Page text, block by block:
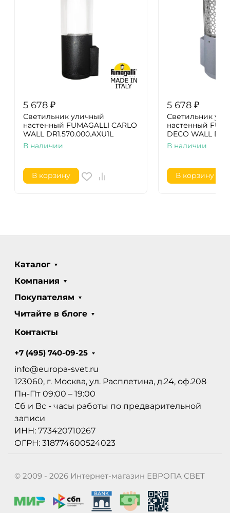
5 678 ₽
Светильник уличный
настенный FUMAGALLI CARLO
WALL DR1.570.000.AXU1L
В наличии
В корзину
5 678 ₽
Светильник
настенный
DECO WALL
В наличии
В корзину
Каталог
Компания
Покупателям
Читайте в блоге
Контакты
+7 (495) 740-09-25
info@europa-svet.ru
123060, г. Москва, ул. Расплетина, д.24, оф.208
Пн-Пт 09:00 – 19:00
Сб и Вс - часы работы по предварительной
записи
ИНН: 773420710267
ОГРН: 318774600524023
© 2009 - 2026 Интернет-магазин ЕВРОПА СВЕТ